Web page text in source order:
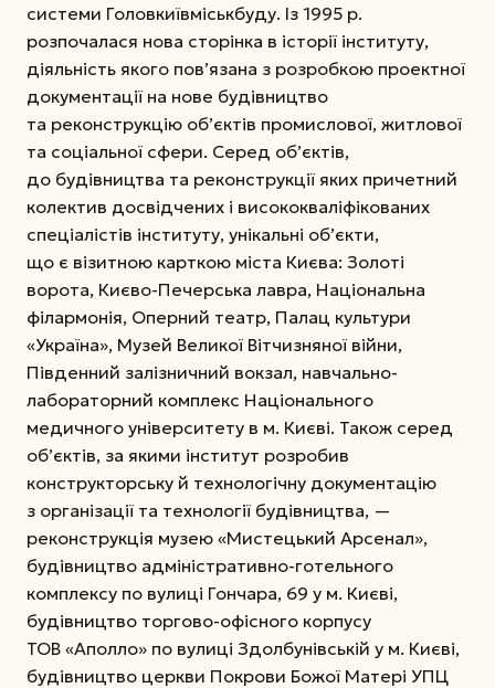
системи Головкиївміськбуду. Із 1995 р.
розпочалася нова сторінка в історії інституту,
діяльність якого пов’язана з розробкою проектної
документації на нове будівництво
та реконструкцію об’єктів промислової, житлової
та соціальної сфери. Серед об’єктів,
до будівництва та реконструкції яких причетний
колектив досвідчених і висококваліфікованих
спеціалістів інституту, унікальні об’єкти,
що є візитною карткою міста Києва: Золоті
ворота, Києво-Печерська лавра, Національна
філармонія, Оперний театр, Палац культури
«Україна», Музей Великої Вітчизняної війни,
Південний залізничний вокзал, навчально-
лабораторний комплекс Національного
медичного університету в м. Києві. Також серед
об’єктів, за якими інститут розробив
конструкторську й технологічну документацію
з організації та технології будівництва, —
реконструкція музею «Мистецький Арсенал»,
будівництво адміністративно-готельного
комплексу по вулиці Гончара, 69 у м. Києві,
будівництво торгово-офісного корпусу
ТОВ «Аполло» по вулиці Здолбунівській у м. Києві,
будівництво церкви Покрови Божої Матері УПЦ